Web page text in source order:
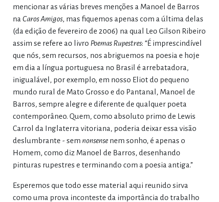
mencionar as várias breves menções a Manoel de Barros
na Caros Amigos, mas fiquemos apenas com a última delas
(da edição de fevereiro de 2006) na qual Leo Gilson Ribeiro
assim se refere ao livro Poemas Rupestres: “É imprescindível
que nós, sem recursos, nos abriguemos na poesia e hoje
em dia a língua portuguesa no Brasil é arrebatadora,
inigualável, por exemplo, em nosso Eliot do pequeno
mundo rural de Mato Grosso e do Pantanal, Manoel de
Barros, sempre alegre e diferente de qualquer poeta
contemporâneo. Quem, como absoluto primo de Lewis
Carrol da Inglaterra vitoriana, poderia deixar essa visão
deslumbrante - sem nonsensenem sonho, é apenas o
Homem, como diz Manoel de Barros, desenhando
pinturas rupestres e terminando com a poesia antiga.”
Esperemos que todo esse material aqui reunido sirva
como uma prova inconteste da importância do trabalho